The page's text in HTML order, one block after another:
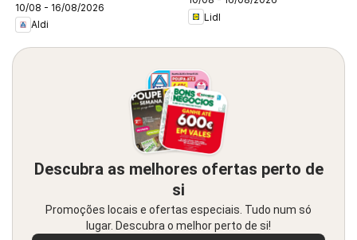
10/08 - 16/08/2026
Aldi
Lidl
Descubra as melhores ofertas perto de
si
Promoções locais e ofertas especiais. Tudo num só
lugar. Descubra o melhor perto de si!